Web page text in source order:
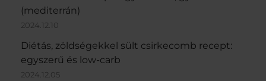
(mediterrán)
2024.12.10
Diétás, zöldségekkel sült csirkecomb recept:
egyszerű és low-carb
2024.12.05